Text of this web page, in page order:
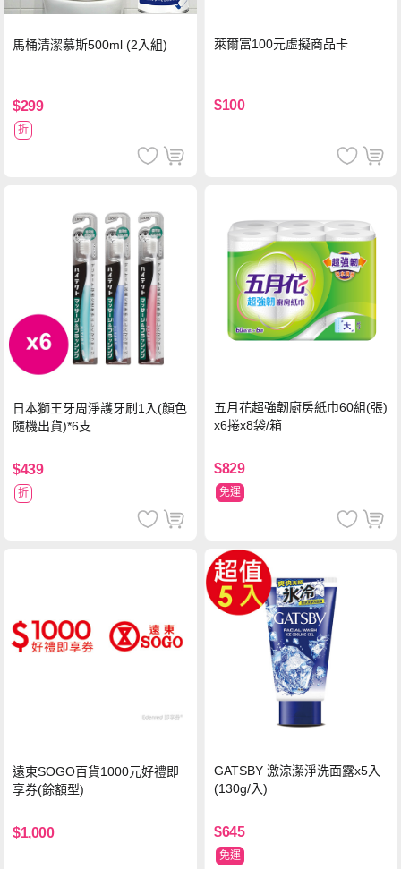
馬桶清潔慕斯500ml (2入組)
$299
折
萊爾富100元虛擬商品卡
$100
日本獅王牙周淨護牙刷1入(顏色
隨機出貨)*6支
$439
折
五月花超強韌廚房紙巾60組(張)
x6捲x8袋/箱
$829
免運
遠東SOGO百貨1000元好禮即
享券(餘額型)
$1,000
GATSBY 激涼潔淨洗面露x5入
(130g/入)
$645
免運